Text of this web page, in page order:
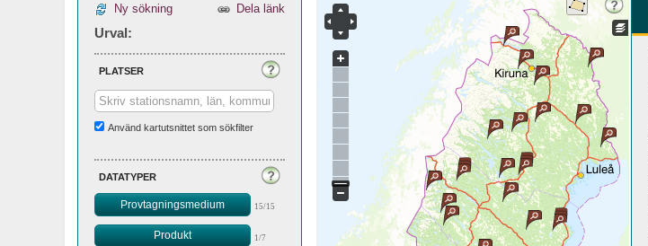
Ny sökning Dela länk
Urval:
platser
Använd kartutsnittet som sökfilter
datatyper
Provtagningsmedium 15/15
Produkt 1/7